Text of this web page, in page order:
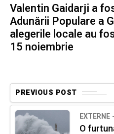
Valentin Gaidarji a
Adunării Populare a
alegerile locale au
15 noiembrie
PREVIOUS POST
EXTERNE
O